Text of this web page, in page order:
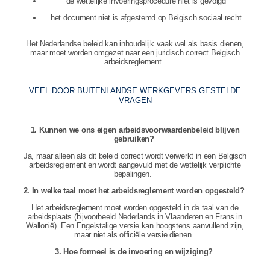
het document niet is afgestemd op Belgisch sociaal recht
Het Nederlandse beleid kan inhoudelijk vaak wel als basis dienen,
maar moet worden omgezet naar een juridisch correct Belgisch
arbeidsreglement.
VEEL DOOR BUITENLANDSE WERKGEVERS GESTELDE
VRAGEN
1. Kunnen we ons eigen arbeidsvoorwaardenbeleid blijven
gebruiken?
Ja, maar alleen als dit beleid correct wordt verwerkt in een Belgisch
arbeidsreglement en wordt aangevuld met de wettelijk verplichte
bepalingen.
2. In welke taal moet het arbeidsreglement worden opgesteld?
Het arbeidsreglement moet worden opgesteld in de taal van de
arbeidsplaats (bijvoorbeeld Nederlands in Vlaanderen en Frans in
Wallonië). Een Engelstalige versie kan hoogstens aanvullend zijn,
maar niet als officiële versie dienen.
3. Hoe formeel is de invoering en wijziging?